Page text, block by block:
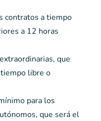
contratos a tiempo
a 12 horas
que
libre o
para los
que será el